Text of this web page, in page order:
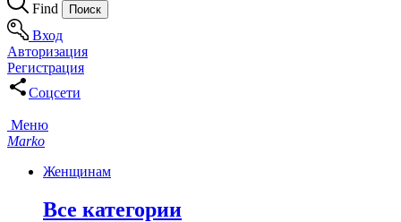
Find
Вход
Авторизация
Регистрация
Соцсети
Меню
Marko
Женщинам
Все категории